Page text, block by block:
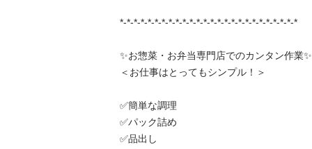
*-*-*-*-*-*-*-*-*-*-*-*-*-*-*-*-*-*-*-*-*-*-*-*-*-*
✨お惣菜・お弁当専門店でのカンタン作業✨
＜お仕事はとってもシンプル！＞
✅簡単な調理
✅パック詰め
✅品出し